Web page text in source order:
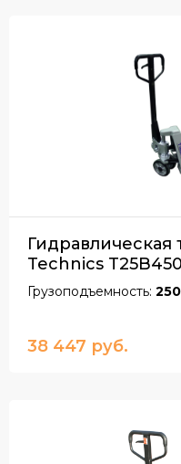
Гидравлическая
Technics
Грузоподъемность:
38 447 руб.